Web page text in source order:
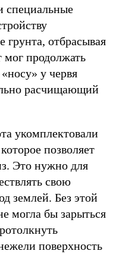
специальные
грунта, отбрасывая
продолжать
у червя
расчищающий
укомплектовали
позволяет
Это нужно для
свою
землей. Без этой
могла бы зарыться
поверхность